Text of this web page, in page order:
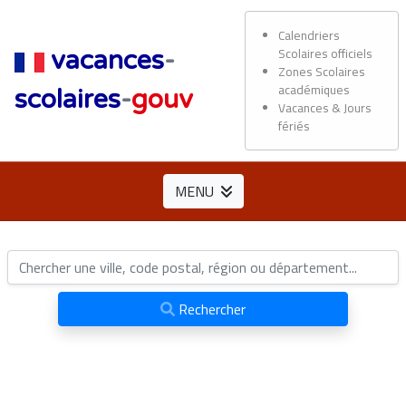
vacances-
scolaires-gouv
Calendriers
Scolaires officiels
Zones Scolaires
académiques
Vacances & Jours
fériés
MENU
Rechercher